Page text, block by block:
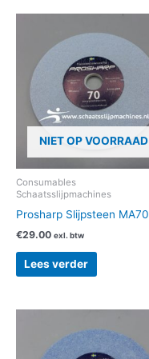
NIET OP VOORRAAD
Consumables
Schaatsslijpmachines
Prosharp Slijpsteen MA70
€29.00 exl. btw
Lees verder